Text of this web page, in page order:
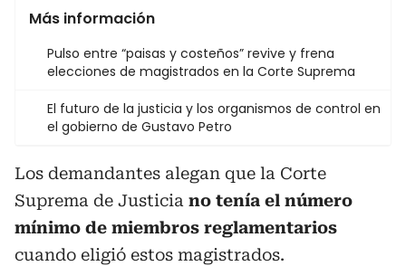
Más información
Pulso entre “paisas y costeños” revive y frena
elecciones de magistrados en la Corte Suprema
El futuro de la justicia y los organismos de control en
el gobierno de Gustavo Petro
Los demandantes alegan que la Corte
Suprema de Justicia no tenía el número
mínimo de miembros reglamentarios
cuando eligió estos magistrados.